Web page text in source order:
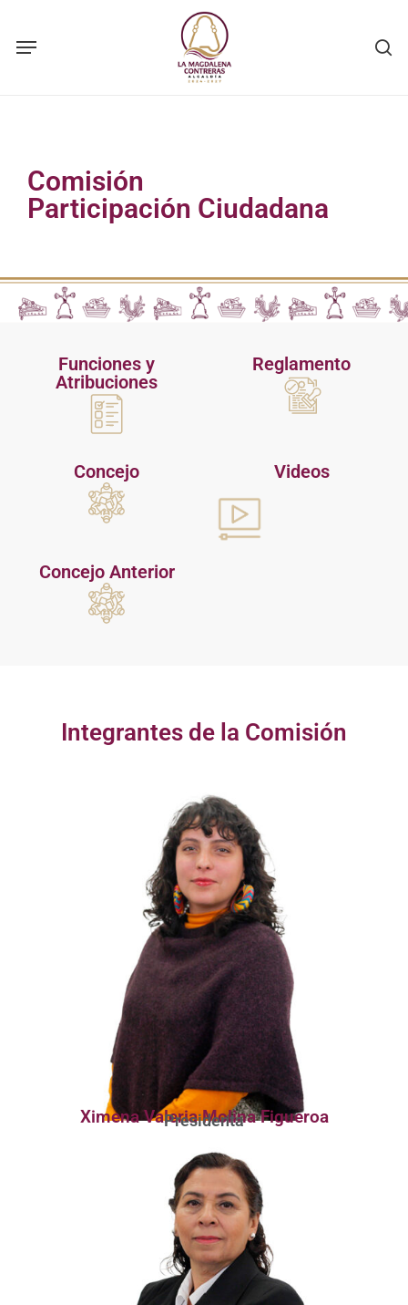
main
Comisión
Participación Ciudadana
Funciones y
Atribuciones
Reglamento
Concejo Videos
Concejo Anterior
Integrantes de la Comisión
Ximena Valeria Molina Figueroa
Presidenta